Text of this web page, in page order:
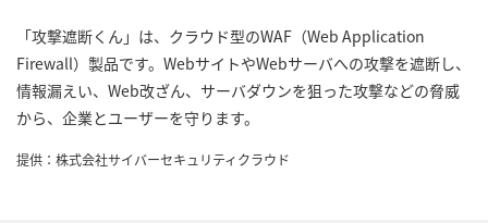
「攻撃遮断くん」は、クラウド型のWAF（Web Application
Firewall）製品です。WebサイトやWebサーバへの攻撃を遮断し、
情報漏えい、Web改ざん、サーバダウンを狙った攻撃などの脅威
から、企業とユーザーを守ります。
提供：株式会社サイバーセキュリティクラウド